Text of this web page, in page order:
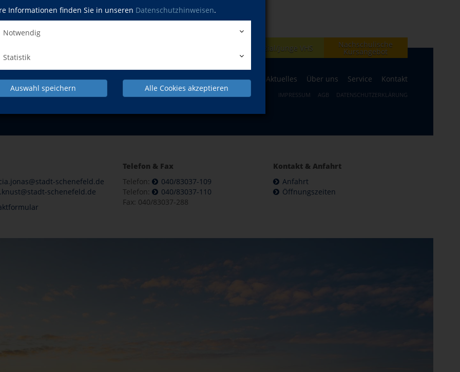
Informationen finden Sie in unseren Datenschutzhinweisen.
Notwendig
Statistik
Auswahl speichern Alle Cookies akzeptieren
Spezial/junge VHS Nachschulische
Kursangebot
Programm Aktuelles Über uns Service Kontakt
IMPRESSUM AGB DATENSCHUTZERKLÄRUNG
schenefeld.de
schenefeld.de
Telefon & Fax
Telefon:
040/83037-109
Telefon:
040/83037-110
Fax: 040/83037-288
Kontakt & Anfahrt
Anfahrt
Öffnungszeiten